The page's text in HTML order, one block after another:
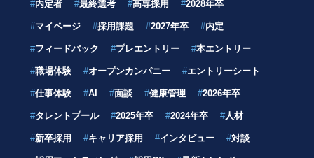
#内定者 #最終選考 #高専採用 #2028年卒
#マイページ #採用課題 #2027年卒 #内定
#フィードバック #プレエントリー #本エントリー
#職場体験 #オープンカンパニー #エントリーシート
#仕事体験 #AI #面談 #健康管理 #2026年卒
#タレントプール #2025年卒 #2024年卒 #人材
#新卒採用 #キャリア採用 #インタビュー #対談